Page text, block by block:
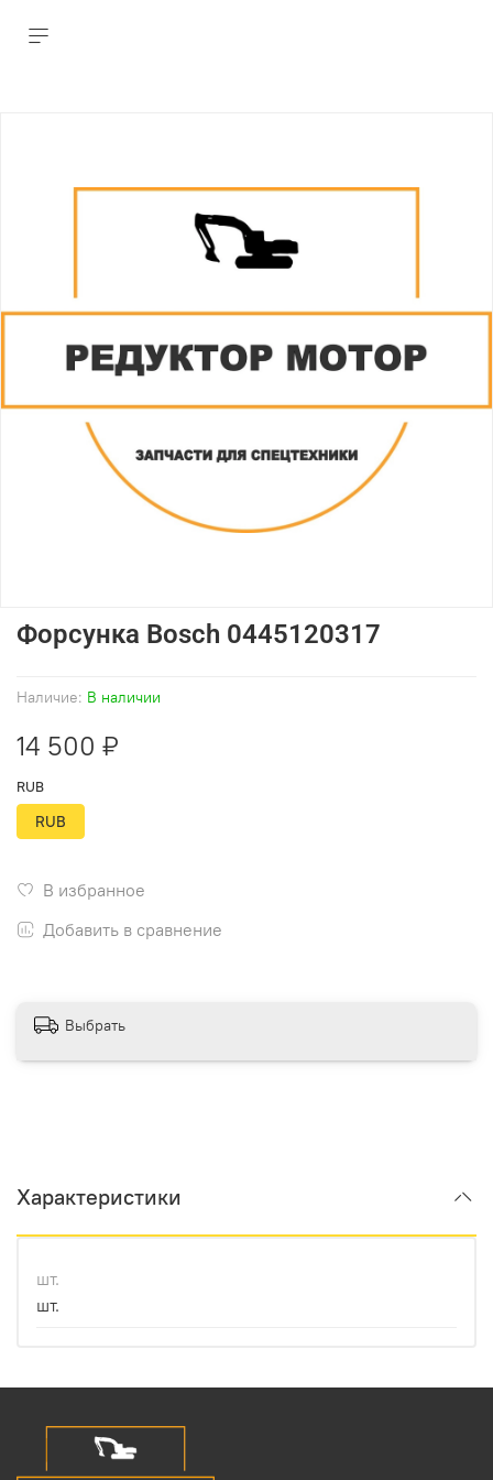
Наличие: В наличии
Форсунка Bosch 0445120317
14 500 ₽
В избранное
Добавить в сравнение
RUB
RUB
Выбрать
Характеристики
шт.
шт.